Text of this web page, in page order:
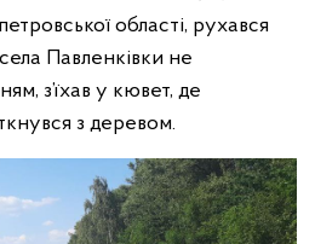
області, рухався
Павленківки не
з’їхав у кювет, де
з деревом.